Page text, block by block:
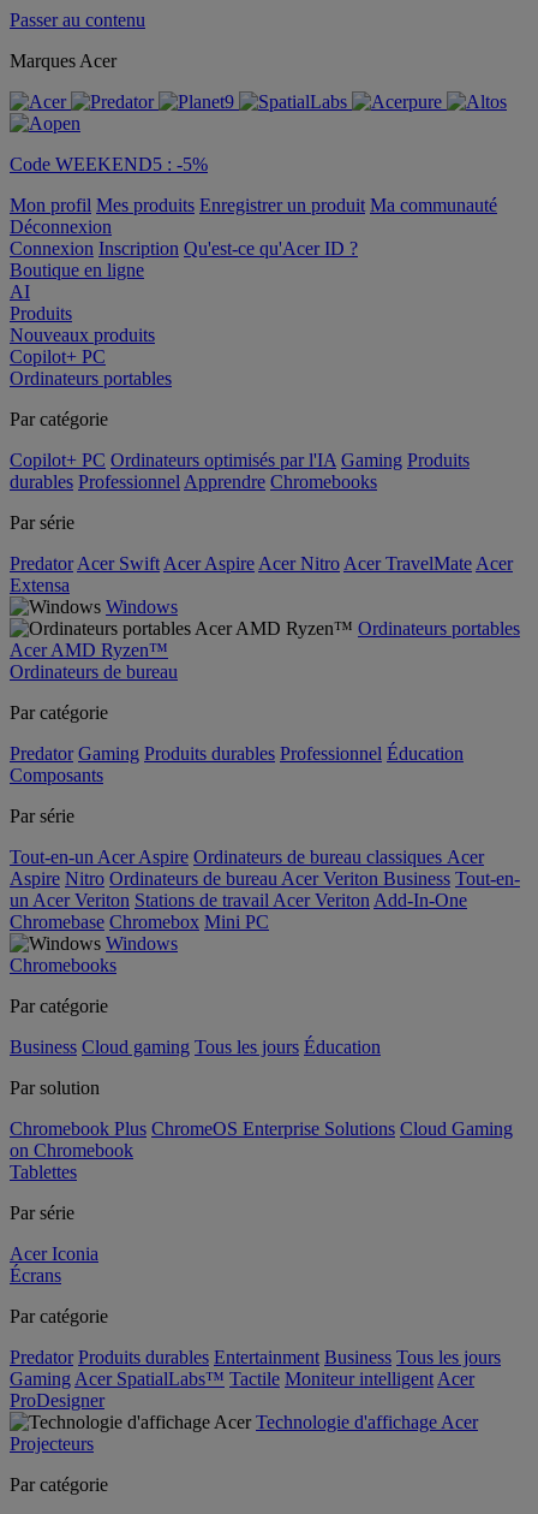
Passer au contenu
Marques Acer
Code WEEKEND5 : -5%
Mon profil Mes produits Enregistrer un produit Ma communauté
Déconnexion
Connexion Inscription Qu'est-ce qu'Acer ID ?
Boutique en ligne
AI
Produits
Nouveaux produits
Copilot+ PC
Ordinateurs portables
Par catégorie
Copilot+ PC Ordinateurs optimisés par l'IA Gaming Produits
durables Professionnel Apprendre Chromebooks
Par série
Predator Acer Swift Acer Aspire Acer Nitro Acer TravelMate Acer
Extensa
Windows
Ordinateurs portables
Acer AMD Ryzen™
Ordinateurs de bureau
Par catégorie
Predator Gaming Produits durables Professionnel Éducation
Composants
Par série
Tout-en-un Acer Aspire Ordinateurs de bureau classiques Acer
Aspire Nitro Ordinateurs de bureau Acer Veriton Business Tout-en-
un Acer Veriton Stations de travail Acer Veriton Add-In-One
Chromebase Chromebox Mini PC
Windows
Chromebooks
Par catégorie
Business Cloud gaming Tous les jours Éducation
Par solution
Chromebook Plus ChromeOS Enterprise Solutions Cloud Gaming
on Chromebook
Tablettes
Par série
Acer Iconia
Écrans
Par catégorie
Predator Produits durables Entertainment Business Tous les jours
Gaming Acer SpatialLabs™ Tactile Moniteur intelligent Acer
ProDesigner
Technologie d'affichage Acer
Projecteurs
Par catégorie